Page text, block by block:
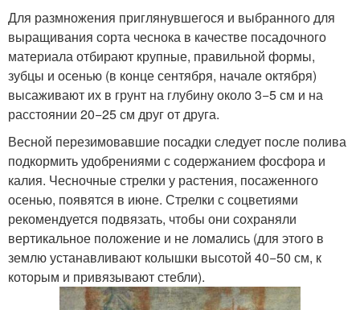
Для размножения приглянувшегося и выбранного для
выращивания сорта чеснока в качестве посадочного
материала отбирают крупные, правильной формы,
зубцы и осенью (в конце сентября, начале октября)
высаживают их в грунт на глубину около 3−5 см и на
расстоянии 20−25 см друг от друга.
Весной перезимовавшие посадки следует после полива
подкормить удобрениями с содержанием фосфора и
калия. Чесночные стрелки у растения, посаженного
осенью, появятся в июне. Стрелки с соцветиями
рекомендуется подвязать, чтобы они сохраняли
вертикальное положение и не ломались (для этого в
землю устанавливают колышки высотой 40−50 см, к
которым и привязывают стебли).